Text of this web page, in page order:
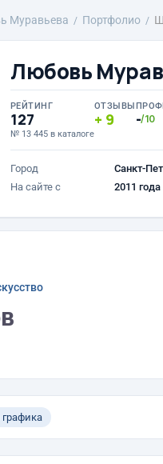
Муравьева Портфолио
Любовь
РЕЙТИНГ
127
№ 13 445 в каталоге
ОТЗЫВЫ
9 -/10
Город
Санкт-
На сайте с
2011 года
графика